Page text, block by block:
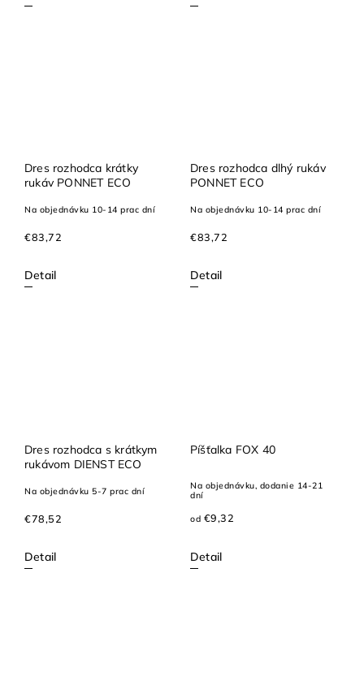
Dres rozhodca krátky
rukáv PONNET ECO
Na objednávku 10-14 prac dní
€83,72
Detail
Dres rozhodca dlhý rukáv
PONNET ECO
Na objednávku 10-14 prac dní
€83,72
Detail
Dres rozhodca s krátkym
rukávom DIENST ECO
Na objednávku 5-7 prac dní
€78,52
Detail
Píšťalka FOX 40
Na objednávku, dodanie 14-21
dní
od €9,32
Detail